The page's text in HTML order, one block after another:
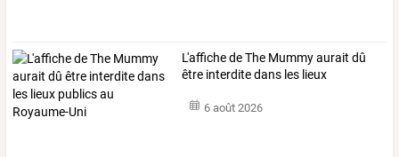
L'affichedeThe Mummyaurait dû
être interditedans les lieux
6 août 2026